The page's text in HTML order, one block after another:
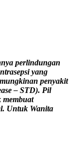
perlindungan
yang
penyakit
– STD). Pil
membuat
Untuk Wanita